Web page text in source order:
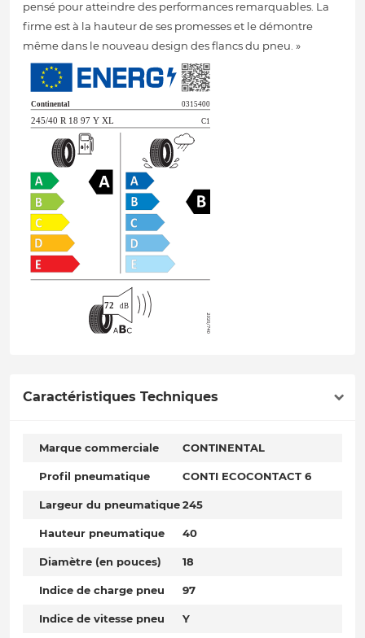
pensé pour atteindre des performances remarquables. La
firme est à la hauteur de ses promesses et le démontre
même dans le nouveau design des flancs du pneu. »
Caractéristiques Techniques
Marque commerciale CONTINENTAL
Profil pneumatique CONTI ECOCONTACT 6
Largeur du pneumatique245
Hauteur pneumatique 40
Diamètre (en pouces) 18
Indice de charge pneu 97
Indice de vitesse pneu Y